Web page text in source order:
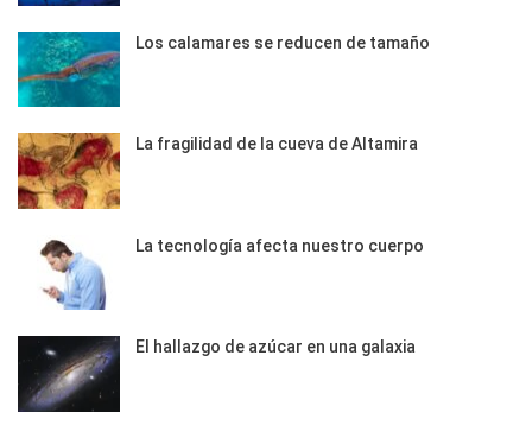
Los calamares se reducen de tamaño
La fragilidad de la cueva de Altamira
La tecnología afecta nuestro cuerpo
El hallazgo de azúcar en una galaxia